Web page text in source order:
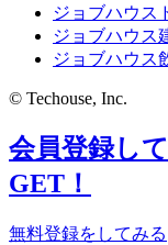
ジョブハウス
ジョブハウス
ジョブハウス
© Techouse, Inc.
会員登録し
GET！
無料登録をしてみる